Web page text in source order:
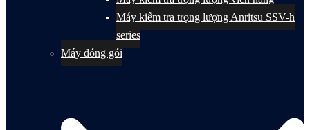
Máy kiểm tra trọng lượng Anritsu SSV-h
series
Máy đóng gói